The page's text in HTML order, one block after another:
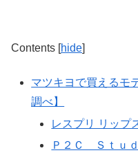
Contents [hide]
マツキヨで買えるモ
調べ】
レスプリ リップ
Ｐ２Ｃ Ｓｔｕ